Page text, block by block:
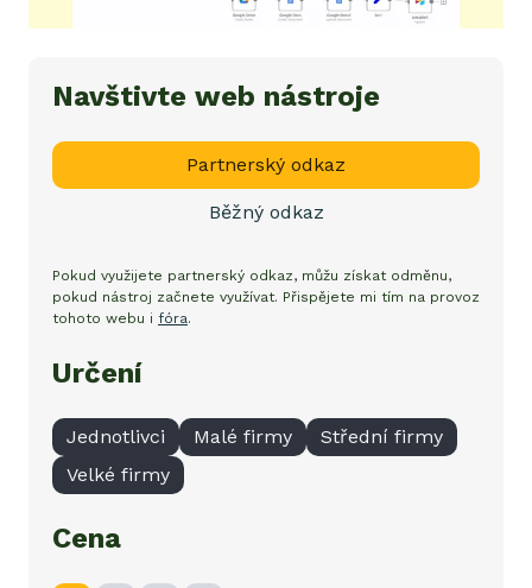
Navštivte web nástroje
Partnerský odkaz
Běžný odkaz
Pokud využijete partnerský odkaz, můžu získat odměnu,
pokud nástroj začnete využívat. Přispějete mi tím na provoz
tohoto webu i fóra.
Určení
Jednotlivci Malé firmy
Střední firmy
Velké firmy
Cena